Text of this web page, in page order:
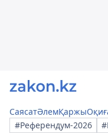
СаясатӘлемҚаржы
#Референдум-2026